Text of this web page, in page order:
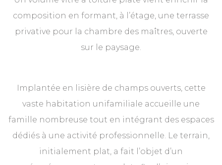
composition en formant, à l’étage, une terrasse
privative pour la chambre des maîtres, ouverte
sur le paysage.
Implantée en lisière de champs ouverts, cette
vaste habitation unifamiliale accueille une
famille nombreuse tout en intégrant des espaces
dédiés à une activité professionnelle. Le terrain,
initialement plat, a fait l’objet d’un